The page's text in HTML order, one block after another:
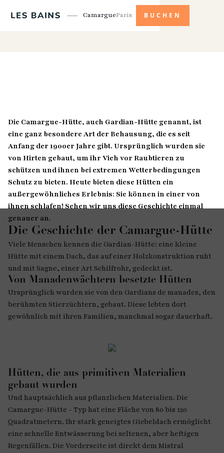
CamargueParis BUCHEN
Die Camargue-Hütte, auch Gardian-Hütte genannt, ist
eine ganz besondere Art der Behausung, die es seit
Anfang der 1900er Jahre gibt. Ursprünglich wurden sie
von Hirten gebaut, um ihr Vieh vor Raubtieren zu
schützen und ihnen bei extremen Wetterbedingungen
Schutz zu bieten. Heute bieten diese Hütten ein
außergewöhnliches Erlebnis: Sie können in einer von
ihnen schlafen! Sehen wir uns diese Geschichte einmal
genauer an.
Die Geschichte der Camargue-Hütte
Viele Menschen kennen die Gardian-Hütte: eine kleine
Hütte mit einem Dach, das auf einer Holzkonstruktion ruht
und mit Sagne, einer Art Schilfrohr, gedeckt ist.
Von Manadenwächtern besetzte Hütten
Ursprünglich wurden sie von den Gardians de manades, den
berühmten Stierzüchtern, gebaut. Diese lebten dort
gewöhnlich mit ihren Familien, manchmal sogar dauerhaft.
Hütten, die aus primitiven Materialien
gebaut wurden
Und hauptsächlich aus pflanzlichen Materialien. Die
Camargue-Hütte - Typ hat eine Fläche von 80 bis 120
Quadratmetern. Ihr stark geneigtes Giebeldach ermöglicht
eine schnelle Entwässerung bei seltenen, aber heftigen
Regenfällen. Die Vorderseite ist direkt dem Mistral